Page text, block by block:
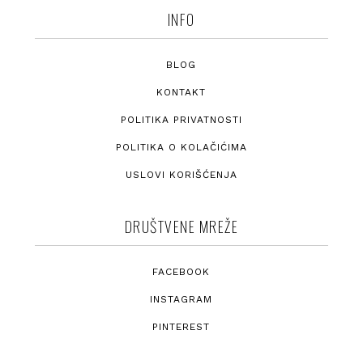
INFO
BLOG
KONTAKT
POLITIKA PRIVATNOSTI
POLITIKA O KOLAČIĆIMA
USLOVI KORIŠĆENJA
DRUŠTVENE MREŽE
FACEBOOK
INSTAGRAM
PINTEREST